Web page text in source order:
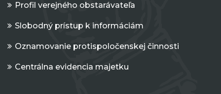
Profil verejného obstarávateľa
Slobodný prístup k informáciám
Oznamovanie protispoločenskej činnosti
Centrálna evidencia majetku